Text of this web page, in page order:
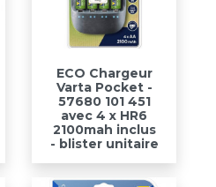
ECO Chargeur
Varta Pocket -
57680 101 451
avec 4 x HR6
2100mah inclus
- blister unitaire